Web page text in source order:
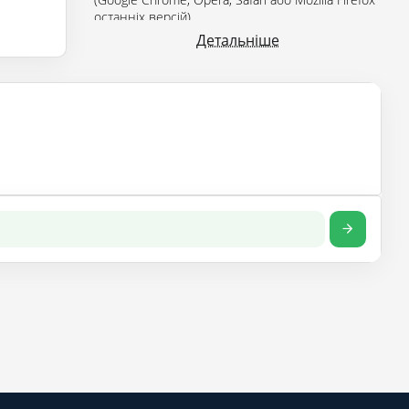
останніх версій).
Детальніше